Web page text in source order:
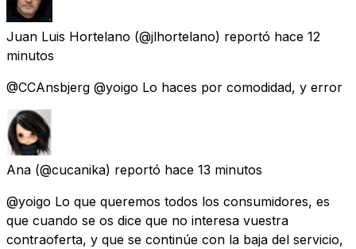
Juan Luis Hortelano (@jlhortelano) reportó hace 12
minutos
@CCAnsbjerg @yoigo Lo haces por comodidad, y error
Ana (@cucanika) reportó hace 13 minutos
@yoigo Lo que queremos todos los consumidores, es
que cuando se os dice que no interesa vuestra
contraoferta, y que se continúe con la baja del servicio,